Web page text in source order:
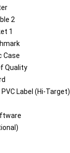
2
1
Case
Quality
Label (Hi-Target)